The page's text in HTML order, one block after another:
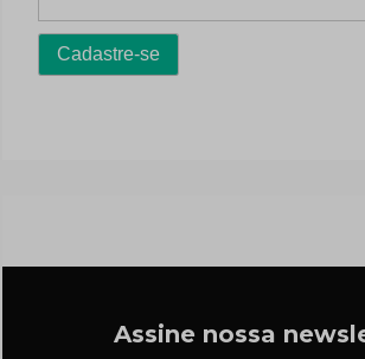
Assine nossa